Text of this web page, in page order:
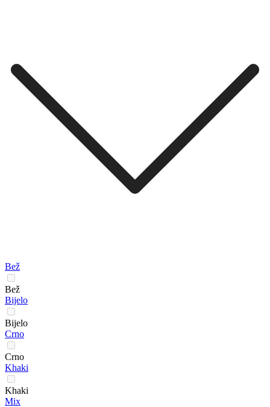
Bež
Bež
Bijelo
Bijelo
Crno
Crno
Khaki
Khaki
Mix